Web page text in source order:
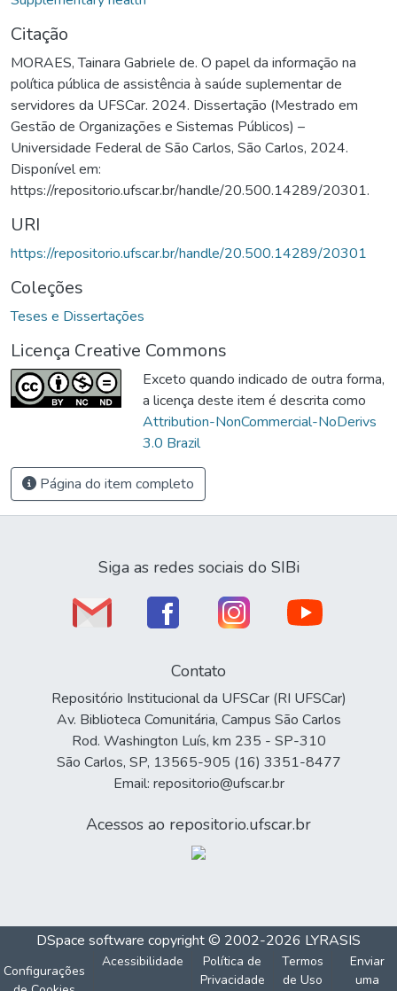
Citação
MORAES, Tainara Gabriele de. O papel da informação na
política pública de assistência à saúde suplementar de
servidores da UFSCar. 2024. Dissertação (Mestrado em
Gestão de Organizações e Sistemas Públicos) –
Universidade Federal de São Carlos, São Carlos, 2024.
Disponível em:
https://repositorio.ufscar.br/handle/20.500.14289/20301.
URI
https://repositorio.ufscar.br/handle/20.500.14289/20301
Coleções
Teses e Dissertações
Licença Creative Commons
Exceto quando indicado de outra forma,
a licença deste item é descrita como
Attribution-NonCommercial-NoDerivs
3.0 Brazil
Página do item completo
Siga as redes sociais do SIBi
Contato
Repositório Institucional da UFSCar (RI UFSCar)
Av. Biblioteca Comunitária, Campus São Carlos
Rod. Washington Luís, km 235 - SP-310
São Carlos, SP, 13565-905 (16) 3351-8477
Email: repositorio@ufscar.br
Acessos ao repositorio.ufscar.br
DSpace software copyright © 2002-2026 LYRASIS
Configurações
Acessibilidade
Política de
Privacidade
Termos
de Uso
Enviar
uma